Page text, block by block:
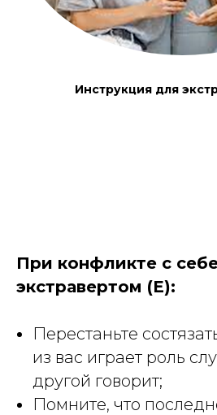
Инструкция для
При конфликте с
экстравертом (Е):
Перестаньте
из вас играет роль
другой говорит;
Помните, что